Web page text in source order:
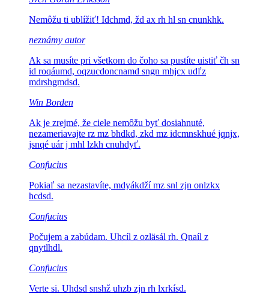
Nemôžu ti ublížiť! Idchmd, žd ax rh hl sn cnunkhk.
neznámy autor
Ak sa musíte pri všetkom do čoho sa pustíte uistiť čh sn
id roqáumd, oqzucdoncnamd sngn mhjcx udľz
mdrshgmdsd.
Win Borden
Ak je zrejmé, že ciele nemôžu byť dosiahnuté,
nezameriavajte rz mz bhdkd, zkd mz idcmnskhué jqnjx,
jsnqé uár j mhl lzkh cnuhdyť.
Confucius
Pokiaľ sa nezastavíte, mdyákdží mz snl zjn onlzkx
hcdsd.
Confucius
Počujem a zabúdam. Uhcíl z ozläsál rh. Qnaíl z
qnytlhdl.
Confucius
Verte si. Uhdsd snshž uhzb zjn rh lxrkísd.